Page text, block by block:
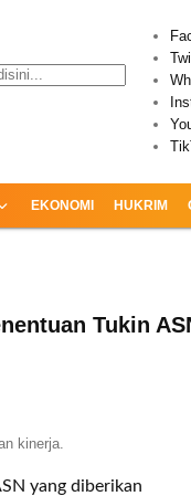
EKONOMI HUKRIM
Tukin
kinerja.
yang diberikan